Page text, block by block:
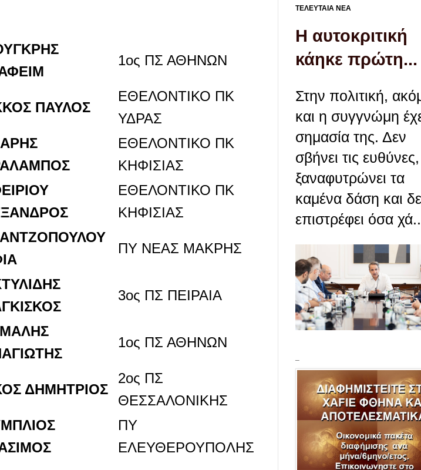
1ος ΠΣ ΑΘΗΝΩΝ
ΠΑΥΛΟΣ
ΕΘΕΛΟΝΤΙΚΟ ΠΚ
ΥΔΡΑΣ
ΕΘΕΛΟΝΤΙΚΟ ΠΚ
ΚΗΦΙΣΙΑΣ
ΕΘΕΛΟΝΤΙΚΟ ΠΚ
ΚΗΦΙΣΙΑΣ
ΠΥ ΝΕΑΣ ΜΑΚΡΗΣ
3ος ΠΣ ΠΕΙΡΑΙΑ
1ος ΠΣ ΑΘΗΝΩΝ
ΔΗΜΗΤΡΙΟΣ
2ος ΠΣ
ΘΕΣΣΑΛΟΝΙΚΗΣ
ΠΥ
ΕΛΕΥΘΕΡΟΥΠΟΛΗΣ
ΤΕΛΕΥΤΑΙΑ ΝΕΑ
Η αυτοκριτική
κάηκε πρώτη...
Στην πολιτική,
και η συγγνώμη
σημασία της. Δεν
σβήνει τις
ξαναφυτρώνει τα
καμένα δάση και
επιστρέφει όσα